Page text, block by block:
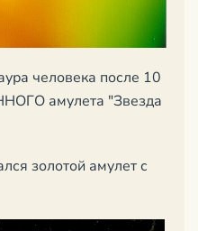
человека после 10
амулета "Звезда
золотой амулет с